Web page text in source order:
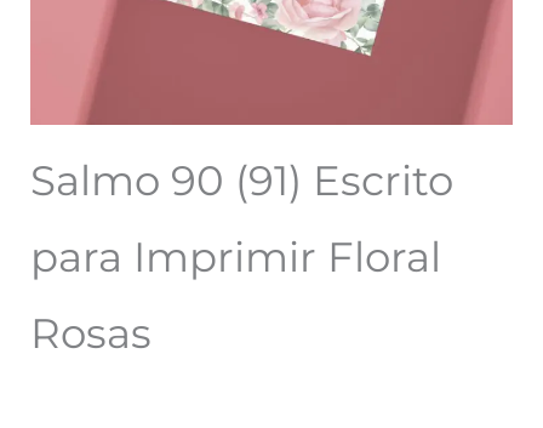
Salmo 90 (91) Escrito
para Imprimir Floral
Rosas